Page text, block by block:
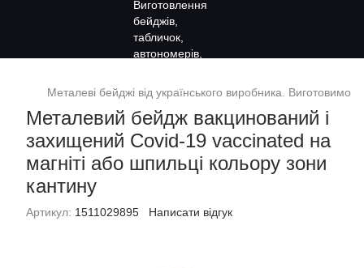
Металеві бейджі від українського виробника. Виготовимо
Металевий бейдж вакцинований і
захищений Covid-19 vaccinated на
магніті або шпильці кольору зони
кантину
Артикул: 1511029895 Написати відгук